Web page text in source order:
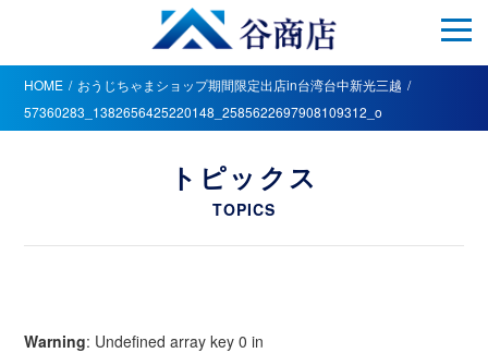
HOME
おうじちゃまショップ期間限定出店in台湾台中新光三越
57360283_1382656425220148_2585622697908109312_o
トピックス
TOPICS
Warning: Undefined array key 0 in